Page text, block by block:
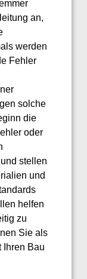
an,
werden
Fehler
solche
die
oder
stellen
und
helfen
zu
Sie als
Ihren Bau